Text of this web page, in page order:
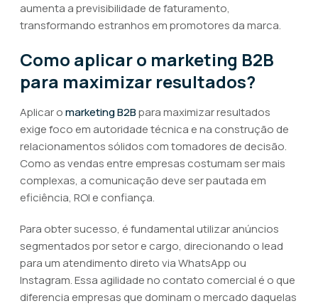
aumenta a previsibilidade de faturamento,
transformando estranhos em promotores da marca.
Como aplicar o marketing B2B
para maximizar resultados?
Aplicar omarketing B2Bpara maximizar resultados
exige foco em autoridade técnica e na construção de
relacionamentos sólidos com tomadores de decisão.
Como as vendas entre empresas costumam ser mais
complexas, a comunicação deve ser pautada em
eficiência, ROI e confiança.
Para obter sucesso, é fundamental utilizar anúncios
segmentados por setor e cargo, direcionando o lead
para um atendimento direto via WhatsApp ou
Instagram. Essa agilidade no contato comercial é o que
diferencia empresas que dominam o mercado daquelas